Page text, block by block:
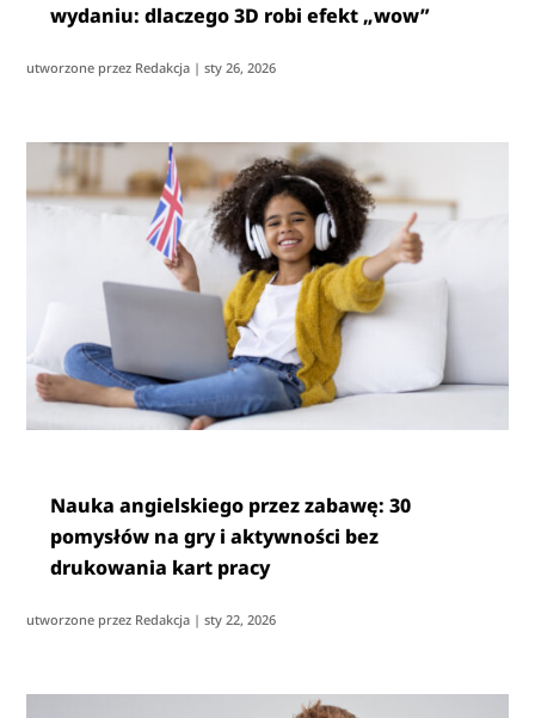
wydaniu: dlaczego 3D robi efekt „wow”
utworzone przez Redakcja |sty 26, 2026
Nauka angielskiego przez zabawę: 30
pomysłów na gry i aktywności bez
drukowania kart pracy
utworzone przez Redakcja |sty 22, 2026